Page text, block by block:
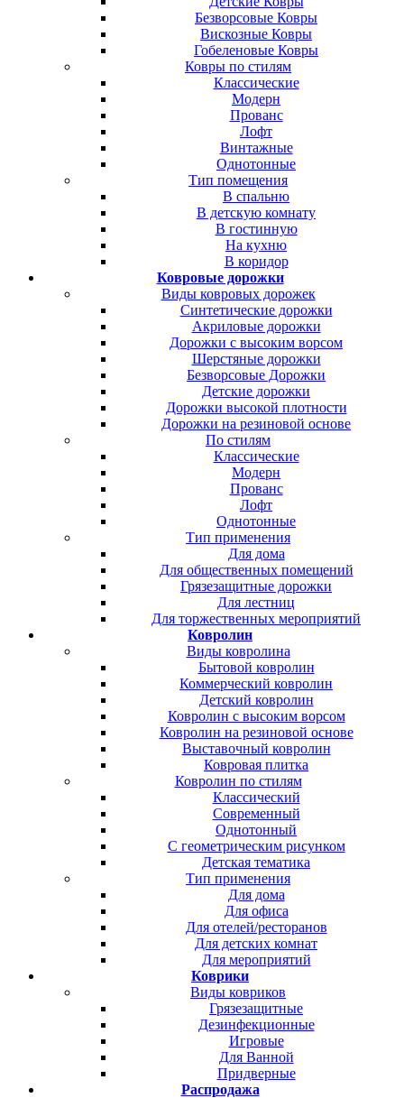
Безворсовые Ковры
Вискозные Ковры
Гобеленовые Ковры
Ковры по стилям
Классические
Модерн
Прованс
Лофт
Винтажные
Однотонные
Тип помещения
В спальню
В детскую комнату
В гостинную
На кухню
В коридор
Ковровые дорожки
Виды ковровых дорожек
Синтетические дорожки
Акриловые дорожки
Дорожки с высоким ворсом
Шерстяные дорожки
Безворсовые Дорожки
Детские дорожки
Дорожки высокой плотности
Дорожки на резиновой основе
По стилям
Классические
Модерн
Прованс
Лофт
Однотонные
Тип применения
Для дома
Для общественных помещений
Грязезащитные дорожки
Для лестниц
Для торжественных мероприятий
Ковролин
Виды ковролина
Бытовой ковролин
Коммерческий ковролин
Детский ковролин
Ковролин с высоким ворсом
Ковролин на резиновой основе
Выставочный ковролин
Ковровая плитка
Ковролин по стилям
Классический
Современный
Однотонный
С геометрическим рисунком
Детская тематика
Тип применения
Для дома
Для офиса
Для отелей/ресторанов
Для детских комнат
Для мероприятий
Коврики
Виды ковриков
Грязезащитные
Дезинфекционные
Игровые
Для Ванной
Придверные
Распродажа